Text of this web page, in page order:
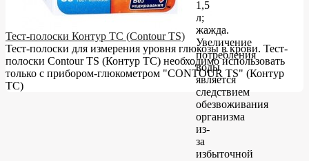
Тест-полоски Контур ТС (Contour TS)
Тест-полоски для измерения уровня глюкозы в крови. Тест-
полоски Contour TS (Контур ТС) необходимо использовать
только с прибором-глюкометром "CONTOUR TS" (Контур
ТС)
1,5
л;
жажда.
Увеличение
потребления
воды
является
следствием
обезвоживания
организма
из-
за
избыточной